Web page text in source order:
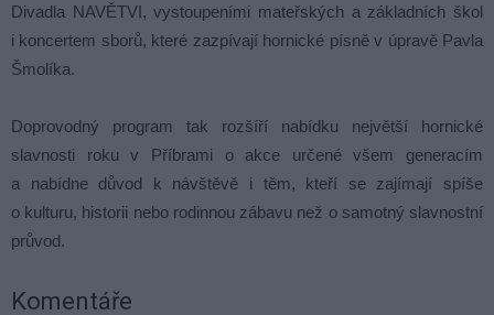
Divadla NAVĚTVI, vystoupeními mateřských a základních škol
i koncertem sborů, které zazpívají hornické písně v úpravě Pavla
Šmolíka.
Doprovodný program tak rozšíří nabídku největší hornické
slavnosti roku v Příbrami o akce určené všem generacím
a nabídne důvod k návštěvě i těm, kteří se zajímají spíše
o kulturu, historii nebo rodinnou zábavu než o samotný slavnostní
průvod.
Komentáře